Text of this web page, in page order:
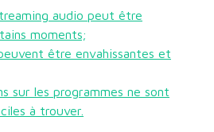
audio peut être
moments;
être envahissantes et
sur les programmes ne sont
à trouver.